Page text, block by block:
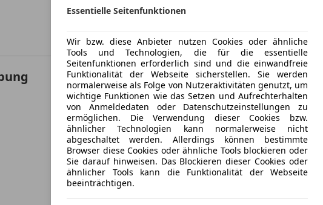
Elektrische
Elektrische
Sitzheizung
Tempomat
Farbe der Innenausstattung
Innenausstattung
Stoff
Herstellergarantie bis 01/2029!
Vogl & Co – Ihr Mobilitätspartner seit 1919 auf 16
Burgenland und Niederösterreich
- 1000 Gebraucht- und Jungfahrzeuge lagernd
- Persönliche Beratung durch kompetente
Automobilverkäufer vor Ort
- Von Meisterhand geprüft mit 120 Punkte Check
Essentielle Seitenfunktionen
Wir bzw. diese Anbieter nutzen Cookies oder ähnliche
Tools und Technologien, die für die essentielle
Seitenfunktionen erforderlich sind und die einwandfreie
Funktionalität der Webseite sicherstellen. Sie werden
normalerweise als Folge von Nutzeraktivitäten genutzt, um
wichtige Funktionen wie das Setzen und Aufrechterhalten
von Anmeldedaten oder Datenschutzeinstellungen zu
ermöglichen. Die Verwendung dieser Cookies bzw.
ähnlicher Technologien kann normalerweise nicht
abgeschaltet werden. Allerdings können bestimmte
Browser diese Cookies oder ähnliche Tools blockieren oder
Sie darauf hinweisen. Das Blockieren dieser Cookies oder
ähnlicher Tools kann die Funktionalität der Webseite
beeinträchtigen.